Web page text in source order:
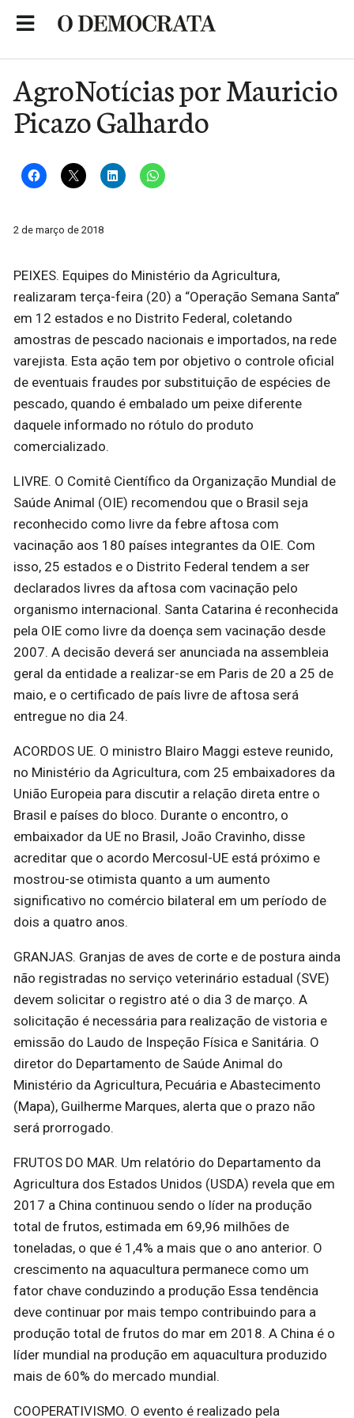
AgroNotícias por Mauricio
Picazo Galhardo
2 de março de 2018
PEIXES. Equipes do Ministério da Agricultura,
realizaram terça-feira (20) a “Operação Semana Santa”
em 12 estados e no Distrito Federal, coletando
amostras de pescado nacionais e importados, na rede
varejista. Esta ação tem por objetivo o controle oficial
de eventuais fraudes por substituição de espécies de
pescado, quando é embalado um peixe diferente
daquele informado no rótulo do produto
comercializado.
LIVRE. O Comitê Científico da Organização Mundial de
Saúde Animal (OIE) recomendou que o Brasil seja
reconhecido como livre da febre aftosa com
vacinação aos 180 países integrantes da OIE. Com
isso, 25 estados e o Distrito Federal tendem a ser
declarados livres da aftosa com vacinação pelo
organismo internacional. Santa Catarina é reconhecida
pela OIE como livre da doença sem vacinação desde
2007. A decisão deverá ser anunciada na assembleia
geral da entidade a realizar-se em Paris de 20 a 25 de
maio, e o certificado de país livre de aftosa será
entregue no dia 24.
ACORDOS UE. O ministro Blairo Maggi esteve reunido,
no Ministério da Agricultura, com 25 embaixadores da
União Europeia para discutir a relação direta entre o
Brasil e países do bloco. Durante o encontro, o
embaixador da UE no Brasil, João Cravinho, disse
acreditar que o acordo Mercosul-UE está próximo e
mostrou-se otimista quanto a um aumento
significativo no comércio bilateral em um período de
dois a quatro anos.
GRANJAS. Granjas de aves de corte e de postura ainda
não registradas no serviço veterinário estadual (SVE)
devem solicitar o registro até o dia 3 de março. A
solicitação é necessária para realização de vistoria e
emissão do Laudo de Inspeção Física e Sanitária. O
diretor do Departamento de Saúde Animal do
Ministério da Agricultura, Pecuária e Abastecimento
(Mapa), Guilherme Marques, alerta que o prazo não
será prorrogado.
FRUTOS DO MAR. Um relatório do Departamento da
Agricultura dos Estados Unidos (USDA) revela que em
2017 a China continuou sendo o líder na produção
total de frutos, estimada em 69,96 milhões de
toneladas, o que é 1,4% a mais que o ano anterior. O
crescimento na aquacultura permanece como um
fator chave conduzindo a produção Essa tendência
deve continuar por mais tempo contribuindo para a
produção total de frutos do mar em 2018. A China é o
líder mundial na produção em aquacultura produzido
mais de 60% do mercado mundial.
COOPERATIVISMO. O evento é realizado pela